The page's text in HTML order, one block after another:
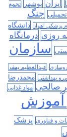
ایران بوشهر
تجمع
جنگ
پزشکی اهواز
دانشگاه
روزی درمانگاه
سازمان
عبدالعظیم بهفر
و بهداشتی محمدرضا
صالحی مواد غذایی
آموزش
و فناوری پزشک